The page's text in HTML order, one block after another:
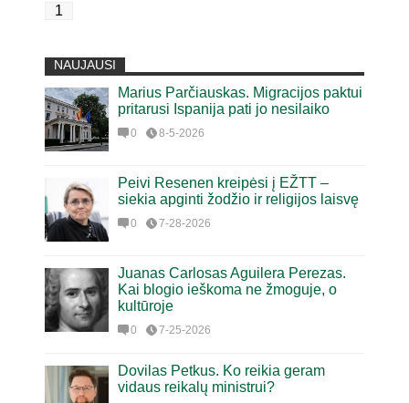
1
NAUJAUSI
Marius Parčiauskas. Migracijos paktui
pritarusi Ispanija pati jo nesilaiko
0 8-5-2026
Peivi Resenen kreipėsi į EŽTT –
siekia apginti žodžio ir religijos laisvę
0 7-28-2026
Juanas Carlosas Aguilera Perezas.
Kai blogio ieškoma ne žmoguje, o
kultūroje
0 7-25-2026
Dovilas Petkus. Ko reikia geram
vidaus reikalų ministrui?